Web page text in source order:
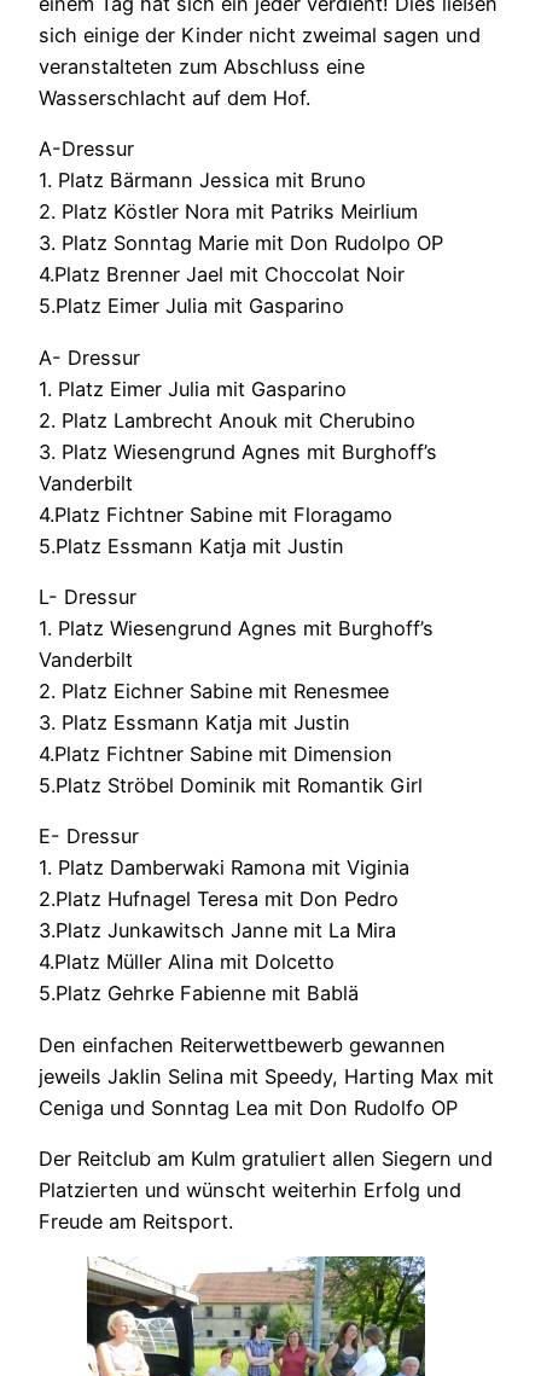
sich einige der Kinder nicht zweimal sagen und
veranstalteten zum Abschluss eine
Wasserschlacht auf dem Hof.
A-Dressur
1. Platz Bärmann Jessica mit Bruno
2. Platz Köstler Nora mit Patriks Meirlium
3. Platz Sonntag Marie mit Don Rudolpo OP
4.Platz Brenner Jael mit Choccolat Noir
5.Platz Eimer Julia mit Gasparino
A- Dressur
1. Platz Eimer Julia mit Gasparino
2. Platz Lambrecht Anouk mit Cherubino
3. Platz Wiesengrund Agnes mit Burghoff’s
Vanderbilt
4.Platz Fichtner Sabine mit Floragamo
5.Platz Essmann Katja mit Justin
L- Dressur
1. Platz Wiesengrund Agnes mit Burghoff’s
Vanderbilt
2. Platz Eichner Sabine mit Renesmee
3. Platz Essmann Katja mit Justin
4.Platz Fichtner Sabine mit Dimension
5.Platz Ströbel Dominik mit Romantik Girl
E- Dressur
1. Platz Damberwaki Ramona mit Viginia
2.Platz Hufnagel Teresa mit Don Pedro
3.Platz Junkawitsch Janne mit La Mira
4.Platz Müller Alina mit Dolcetto
5.Platz Gehrke Fabienne mit Bablä
Den einfachen Reiterwettbewerb gewannen
jeweils Jaklin Selina mit Speedy, Harting Max mit
Ceniga und Sonntag Lea mit Don Rudolfo OP
Der Reitclub am Kulm gratuliert allen Siegern und
Platzierten und wünscht weiterhin Erfolg und
Freude am Reitsport.